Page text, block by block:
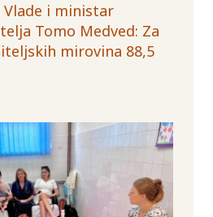
i ministar
Tomo Medved: Za
mirovina 88,5